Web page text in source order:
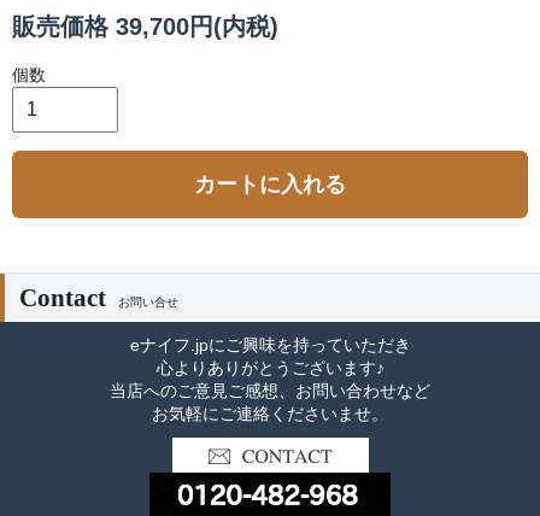
販売価格 39,700円(内税)
個数
カートに入れる
Contact お問い合せ
eナイフ.jpにご興味を持っていただき
心よりありがとうございます♪
当店へのご意見ご感想、お問い合わせなど
お気軽にご連絡くださいませ。